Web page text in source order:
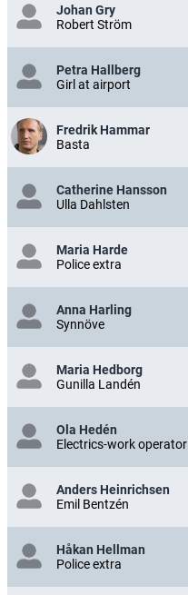
Johan Gry
Robert Ström
Petra Hallberg
Girl at airport
Fredrik Hammar
Basta
Catherine Hansson
Ulla Dahlsten
Maria Harde
Police extra
Anna Harling
Synnöve
Maria Hedborg
Gunilla Landén
Ola Hedén
Electrics-work operator
Anders Heinrichsen
Emil Bentzén
Håkan Hellman
Police extra